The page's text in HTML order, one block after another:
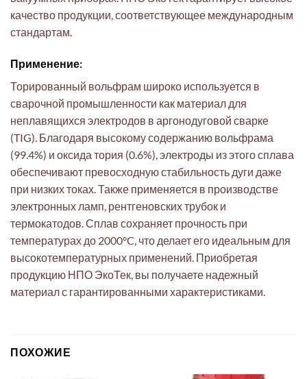
качество продукции, соответствующее международным
стандартам.
Применение:
Торированный вольфрам широко используется в
сварочной промышленности как материал для
неплавящихся электродов в аргонодуговой сварке
(TIG). Благодаря высокому содержанию вольфрама
(99.4%) и оксида тория (0.6%), электроды из этого сплава
обеспечивают превосходную стабильность дуги даже
при низких токах. Также применяется в производстве
электронных ламп, рентгеновских трубок и
термокатодов. Сплав сохраняет прочность при
температурах до 2000°C, что делает его идеальным для
высокотемпературных применений. Приобретая
продукцию НПО ЭкоТек, вы получаете надежный
материал с гарантированными характеристиками.
ПОХОЖИЕ